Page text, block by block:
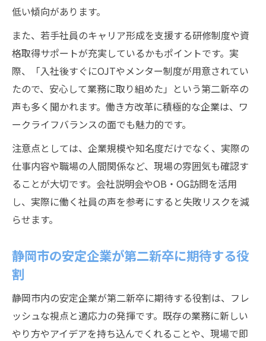
低い傾向があります。
また、若手社員のキャリア形成を支援する研修制度や資
格取得サポートが充実しているかもポイントです。実
際、「入社後すぐにOJTやメンター制度が用意されてい
たので、安心して業務に取り組めた」という第二新卒の
声も多く聞かれます。働き方改革に積極的な企業は、ワ
ークライフバランスの面でも魅力的です。
注意点としては、企業規模や知名度だけでなく、実際の
仕事内容や職場の人間関係など、現場の雰囲気も確認す
ることが大切です。会社説明会やOB・OG訪問を活用
し、実際に働く社員の声を参考にすると失敗リスクを減
らせます。
静岡市の安定企業が第二新卒に期待する役
割
静岡市内の安定企業が第二新卒に期待する役割は、フレ
ッシュな視点と適応力の発揮です。既存の業務に新しい
やり方やアイデアを持ち込んでくれることや、現場で即